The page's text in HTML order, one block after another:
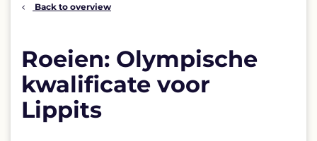
Back to overview
Roeien: Olympische
kwalificate voor
Lippits